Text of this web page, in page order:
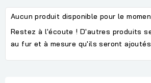
Aucun produit disponible pour le
Restez à l'écoute ! D'autres produits
au fur et à mesure qu'ils seront